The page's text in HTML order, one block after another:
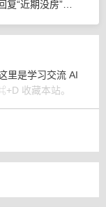
里是学习交流 AI
收藏本站。